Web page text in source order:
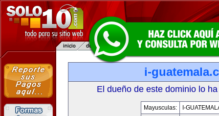
i-
El dueño de este dominio lo
Mayusculas:
I-